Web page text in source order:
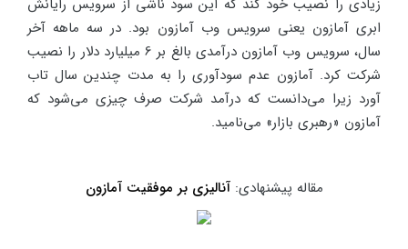
زیادی را نصیب خود کند که این سود ناشی از سرویس رایانش
ابری آمازون یعنی سرویس وب آمازون بود. در سه ماهه آخر
سال، سرویس وب آمازون درآمدی بالغ بر 6 میلیارد دلار را نصیب
شرکت کرد. آمازون عدم سودآوری را به مدت چندین سال تاب
آورد زیرا می‌دانست که درآمد شرکت صرف چیزی می‌شود که
آمازون «رهبری بازار» می‌نامید.
مقاله پیشنهادی: آنالیزی بر موفقیت آمازون